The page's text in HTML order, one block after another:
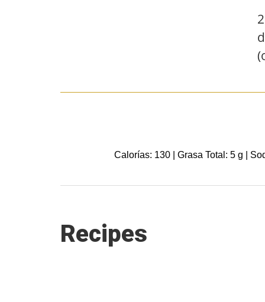
Calorías: 130 | Grasa Total: 5 g |
Recipes